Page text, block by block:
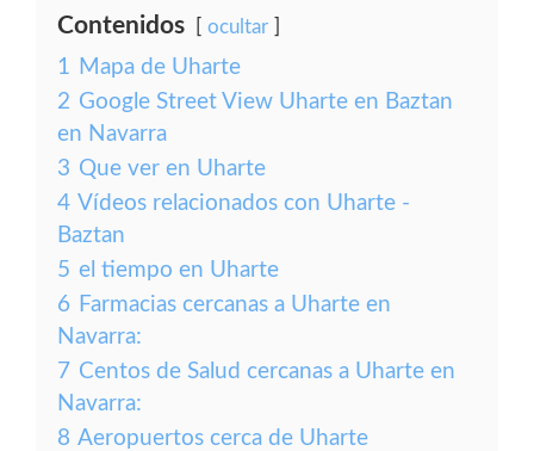
Contenidos ocultar
1 Mapa de Uharte
2 Google Street View Uharte en Baztan
en Navarra
3 Que ver en Uharte
4 Vídeos relacionados con Uharte -
Baztan
5 el tiempo en Uharte
6 Farmacias cercanas a Uharte en
Navarra:
7 Centos de Salud cercanas a Uharte en
Navarra:
8 Aeropuertos cerca de Uharte